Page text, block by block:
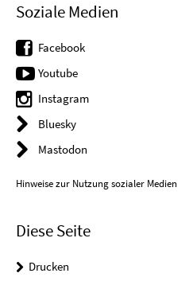
Soziale Medien
Facebook
Youtube
Instagram
Bluesky
Mastodon
Hinweise zur Nutzung sozialer Medien
Diese Seite
Drucken